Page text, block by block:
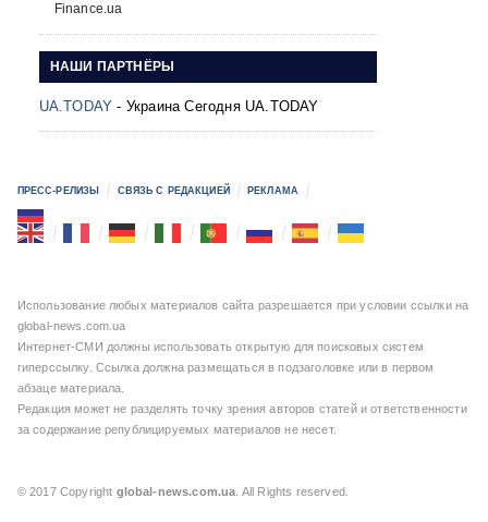
Finance.ua
НАШИ ПАРТНЁРЫ
UA.TODAY - Украина Сегодня UA.TODAY
ПРЕСС-РЕЛИЗЫ СВЯЗЬ С РЕДАКЦИЕЙ РЕКЛАМА
Использование любых материалов сайта разрешается при условии ссылки на
global-news.com.ua
Интернет-СМИ должны использовать открытую для поисковых систем
гиперссылку. Ссылка должна размещаться в подзаголовке или в первом
абзаце материала.
Редакция может не разделять точку зрения авторов статей и ответственности
за содержание републицируемых материалов не несет.
© 2017 Copyright global-news.com.ua . All Rights reserved.